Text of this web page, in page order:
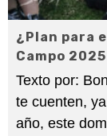
¿Plan para
Campo 2025
Texto por:
te cuenten,
año, este